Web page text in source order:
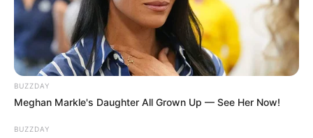
BUZZDAY
Meghan Markle's Daughter All Grown Up — See Her Now!
BUZZDAY